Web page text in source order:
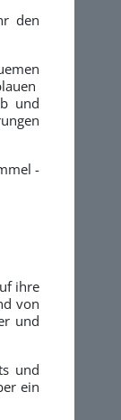
den
und
-
ihre
von
und
und
ein